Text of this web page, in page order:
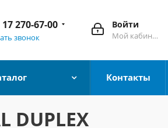
Войти
Мой кабинет
270-67-00
звонок
Контакты